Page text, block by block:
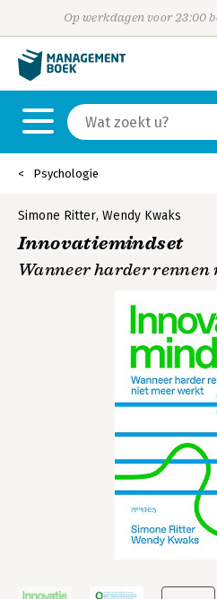
Op werkdagen voor 23:00
Psychologie
Simone Ritter, Wendy Kwaks
Innovatiemindset
Wanneer harder rennen